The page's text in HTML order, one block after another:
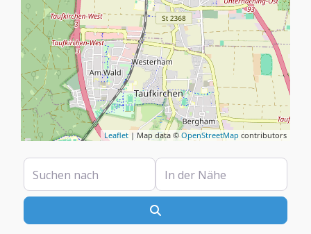
Leaflet | Map data ©OpenStreetMap contributors
Suchen nach In der Nähe